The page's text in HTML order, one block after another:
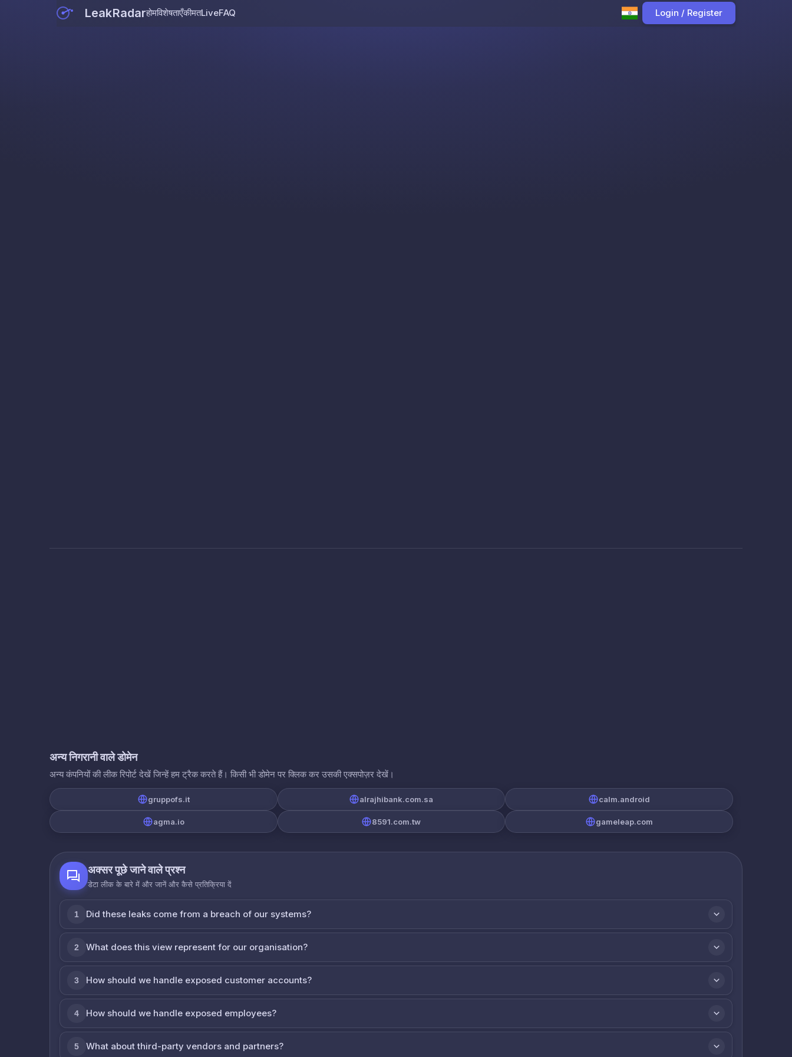
LeakRadarहोमविशेषताएँकीमतLiveFAQ Login / Register
अन्य निगरानी वाले डोमेन
अन्य कंपनियों की लीक रिपोर्ट देखें जिन्हें हम ट्रैक करते हैं। किसी भी डोमेन पर क्लिक कर उसकी एक्सपोज़र देखें।
gruppofs.it alrajhibank.com.sa calm.android
agma.io 8591.com.tw gameleap.com
अक्सर पूछे जाने वाले प्रश्न
डेटा लीक के बारे में और जानें और कैसे प्रतिक्रिया दें
1 Did these leaks come from a breach of our systems?
2 What does this view represent for our organisation?
3 How should we handle exposed customer accounts?
4 How should we handle exposed employees?
5 What about third-party vendors and partners?